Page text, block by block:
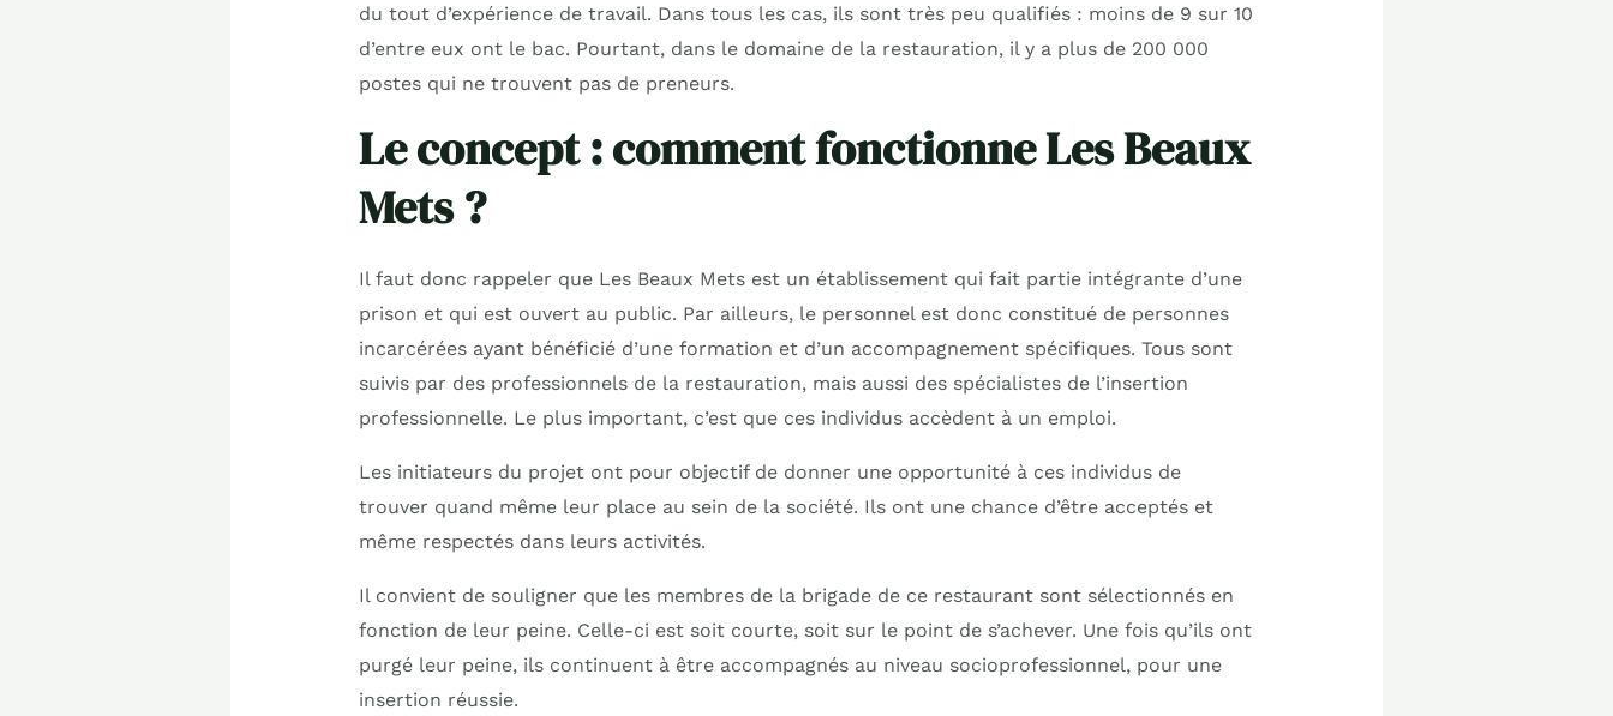
du tout d’expérience de travail. Dans tous les cas, ils sont très peu qualifiés : moins de 9 sur 10
d’entre eux ont le bac. Pourtant, dans le domaine de la restauration, il y a plus de 200 000
postes qui ne trouvent pas de preneurs.
Le concept : comment fonctionne Les Beaux
Mets ?
Il faut donc rappeler que Les Beaux Mets est un établissement qui fait partie intégrante d’une
prison et qui est ouvert au public. Par ailleurs, le personnel est donc constitué de personnes
incarcérées ayant bénéficié d’une formation et d’un accompagnement spécifiques. Tous sont
suivis par des professionnels de la restauration, mais aussi des spécialistes de l’insertion
professionnelle. Le plus important, c’est que ces individus accèdent à un emploi.
Les initiateurs du projet ont pour objectif de donner une opportunité à ces individus de
trouver quand même leur place au sein de la société. Ils ont une chance d’être acceptés et
même respectés dans leurs activités.
Il convient de souligner que les membres de la brigade de ce restaurant sont sélectionnés en
fonction de leur peine. Celle-ci est soit courte, soit sur le point de s’achever. Une fois qu’ils ont
purgé leur peine, ils continuent à être accompagnés au niveau socioprofessionnel, pour une
insertion réussie.